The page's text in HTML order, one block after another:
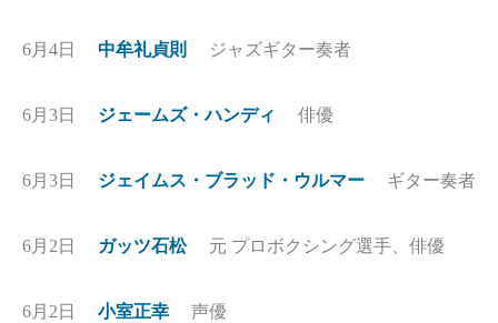
6月4日 中牟礼貞則 ジャズギター奏者
6月3日 ジェームズ・ハンディ 俳優
6月3日 ジェイムス・ブラッド・ウルマー ギター奏者
6月2日 ガッツ石松 元 プロボクシング選手、俳優
6月2日 小室正幸 声優